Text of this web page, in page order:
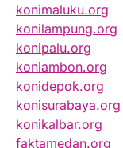
konimaluku.org
konilampung.org
konipalu.org
koniambon.org
konidepok.org
konisurabaya.org
konikalbar.org
faktamedan.org